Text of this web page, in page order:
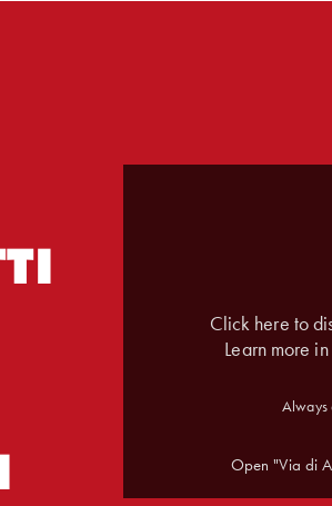
Click here to
Learn more in
Always
Open "Via di